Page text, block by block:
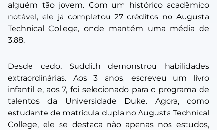
alguém tão jovem. Com um histórico acadêmico
notável, ele já completou 27 créditos no Augusta
Technical College, onde mantém uma média de
3.88.
Desde cedo, Suddith demonstrou habilidades
extraordinárias. Aos 3 anos, escreveu um livro
infantil e, aos 7, foi selecionado para o programa de
talentos da Universidade Duke. Agora, como
estudante de matrícula dupla no Augusta Technical
College, ele se destaca não apenas nos estudos,